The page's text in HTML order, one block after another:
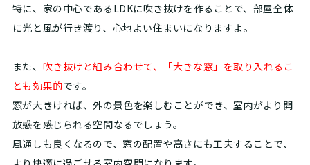
特に、家の中心であるLDKに吹き抜けを作ることで、部屋全体
に光と風が行き渡り、心地よい住まいになりますよ。
また、 吹き抜けと組み合わせて、「大きな窓」を取り入れるこ
とも効果的です。
窓が大きければ、外の景色を楽しむことができ、室内がより開
放感を感じられる空間なるでしょう。
風通しも良くなるので、窓の配置や高さにも工夫することで、